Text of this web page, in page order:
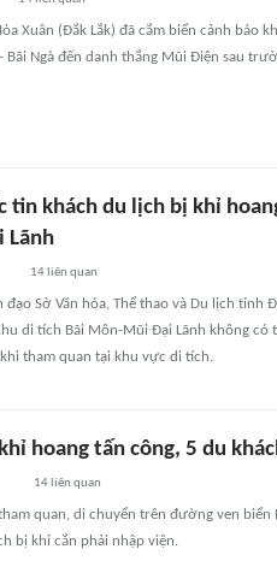
Xuân (Đắk Lắk) đã cắm biển cảnh báo
Bãi Ngà đến danh thắng Mũi Điện sau
tin khách du lịch bị khỉ
Lãnh
14 liên quan
đạo Sở Văn hóa, Thể thao và Du lịch
di tích Bãi Môn-Mũi Đại Lãnh không
tham quan tại khu vực di tích.
hoang tấn công, 5 du
14liên quan
quan, di chuyển trên đường ven biển
bị khỉ cắn phải nhập viện.